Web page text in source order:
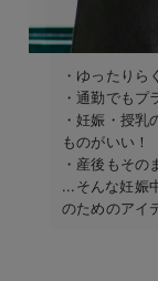
・ゆったりら
・通勤でもプ
・妊娠・授
ものがいい！
・産後もその
...そんな妊娠
のためのアイ